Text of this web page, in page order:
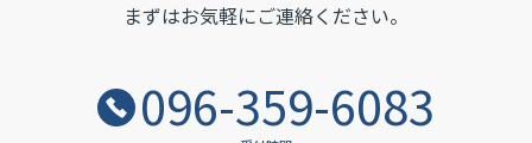
まずはお気軽にご連絡ください。
096-359-6083